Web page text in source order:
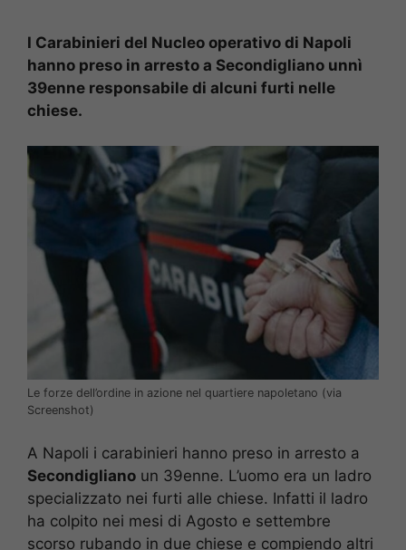
I Carabinieri del Nucleo operativo di Napoli
hanno preso in arresto a Secondigliano unnì
39enne responsabile di alcuni furti nelle
chiese.
Le forze dell’ordine in azione nel quartiere napoletano (via
Screenshot)
A Napoli i carabinieri hanno preso in arresto a
Secondigliano un 39enne. L’uomo era un ladro
specializzato nei furti alle chiese. Infatti il ladro
ha colpito nei mesi di Agosto e settembre
scorso rubando in due chiese e compiendo altri